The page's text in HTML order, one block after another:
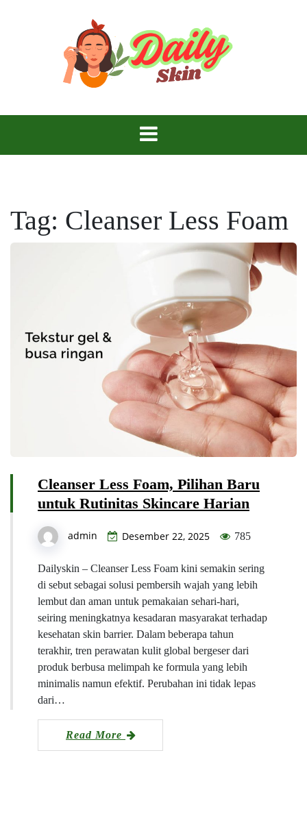
Daily Skin
Tag: Cleanser Less Foam
Cleanser Less Foam, Pilihan Baru
untuk Rutinitas Skincare Harian
admin Desember 22, 2025 785
Dailyskin – Cleanser Less Foam kini semakin sering
di sebut sebagai solusi pembersih wajah yang lebih
lembut dan aman untuk pemakaian sehari-hari,
seiring meningkatnya kesadaran masyarakat terhadap
kesehatan skin barrier. Dalam beberapa tahun
terakhir, tren perawatan kulit global bergeser dari
produk berbusa melimpah ke formula yang lebih
minimalis namun efektif. Perubahan ini tidak lepas
dari…
Read More